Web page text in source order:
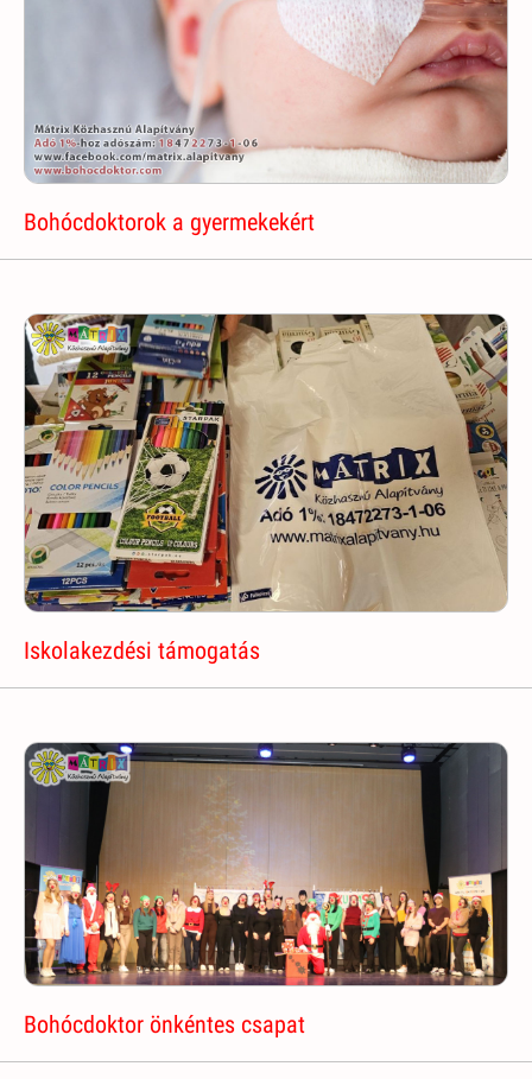
Bohócdoktorok a gyermekekért
Iskolakezdési támogatás
Bohócdoktor önkéntes csapat